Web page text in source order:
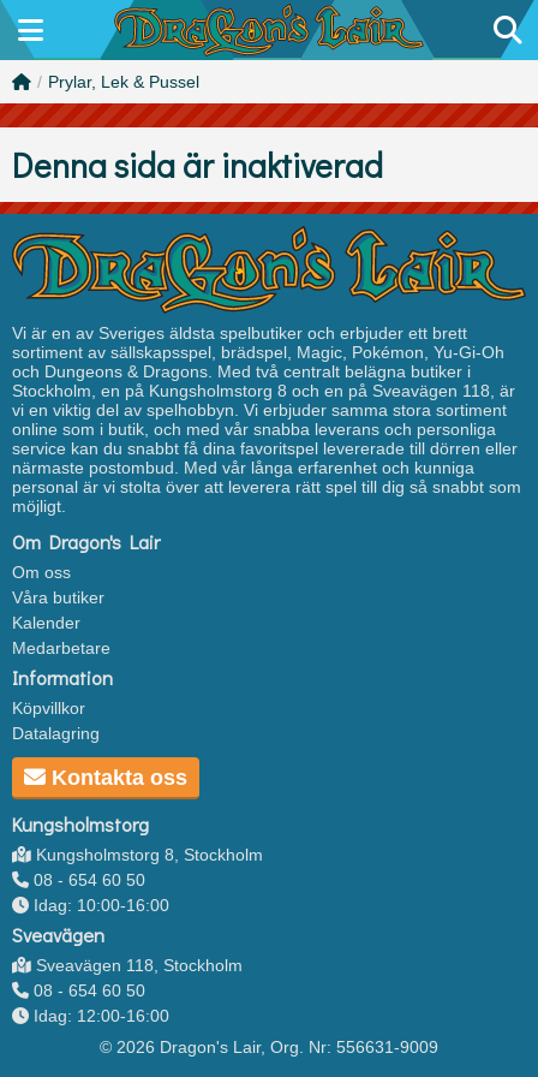
/ Prylar, Lek & Pussel
Denna sida är inaktiverad
Vi är en av Sveriges äldsta spelbutiker och erbjuder ett brett
sortiment av sällskapsspel, brädspel, Magic, Pokémon, Yu-Gi-Oh
och Dungeons & Dragons. Med två centralt belägna butiker i
Stockholm, en på Kungsholmstorg 8 och en på Sveavägen 118, är
vi en viktig del av spelhobbyn. Vi erbjuder samma stora sortiment
online som i butik, och med vår snabba leverans och personliga
service kan du snabbt få dina favoritspel levererade till dörren eller
närmaste postombud. Med vår långa erfarenhet och kunniga
personal är vi stolta över att leverera rätt spel till dig så snabbt som
möjligt.
Om Dragon's Lair
Om oss
Våra butiker
Kalender
Medarbetare
Information
Köpvillkor
Datalagring
Kontakta oss
Kungsholmstorg
Kungsholmstorg 8, Stockholm
08 - 654 60 50
Idag: 10:00-16:00
Sveavägen
Sveavägen 118, Stockholm
08 - 654 60 50
Idag: 12:00-16:00
© 2026 Dragon's Lair, Org. Nr: 556631-9009